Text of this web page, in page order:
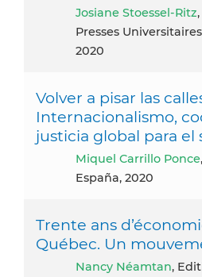
Josiane Stoessel-Ritz,
Presses
2020
Volver a pisar las
Internacionalismo,
justicia global para el
Miquel Carrillo Ponce
España, 2020
Trente ans
Québec. Un
Nancy Néamtan,